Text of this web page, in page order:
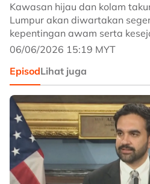
Kawasan hijau dan kolam
Lumpur akan diwartakan
kepentingan awam serta
06/06/2026 15:19 MYT
EpisodLihat juga